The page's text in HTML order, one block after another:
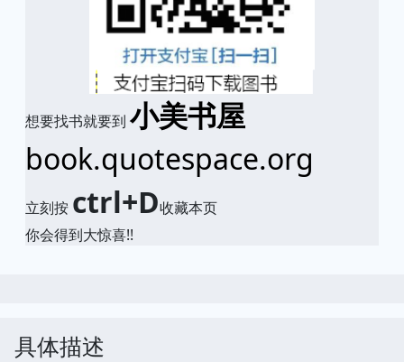
想要找书就要到 小美书屋
book.quotespace.org
立刻按 ctrl+D收藏本页
你会得到大惊喜!!
具体描述